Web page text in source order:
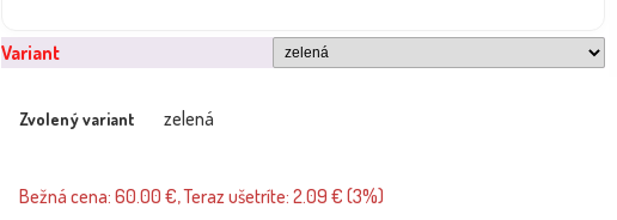
Variant
Zvolený variant zelená
Bežná cena: 60.00 €, Teraz ušetríte: 2.09 € (3%)